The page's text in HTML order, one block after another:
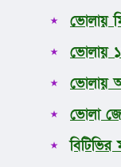
ভোলায়
ভোলায়
ভোলায়
ভোলা